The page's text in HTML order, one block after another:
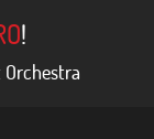
!